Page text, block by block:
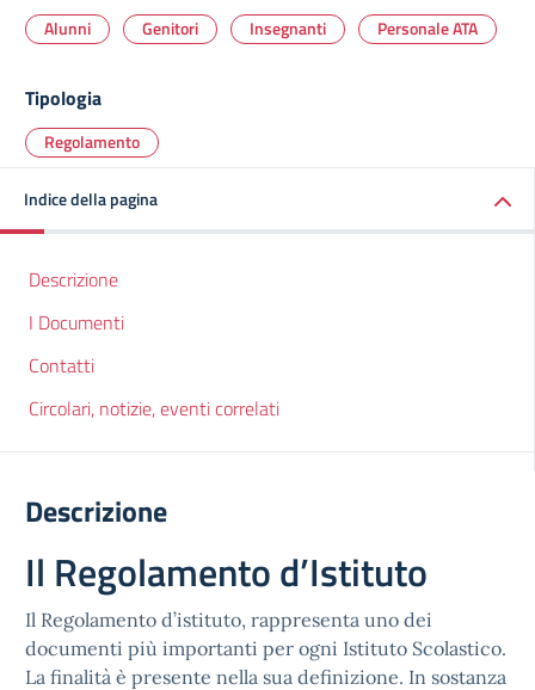
Alunni Genitori Insegnanti Personale ATA
Tipologia
Regolamento
Indice della pagina
Descrizione
I Documenti
Contatti
Circolari, notizie, eventi correlati
Descrizione
Il Regolamento d’Istituto
Il Regolamento d’istituto, rappresenta uno dei
documenti più importanti per ogni Istituto Scolastico.
La finalità è presente nella sua definizione. In sostanza